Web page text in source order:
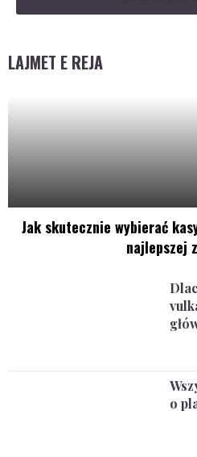
LAJMET E REJA
Jak skutecznie wybierać
najlepszej
o